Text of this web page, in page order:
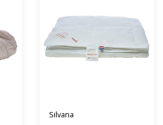
Silvana